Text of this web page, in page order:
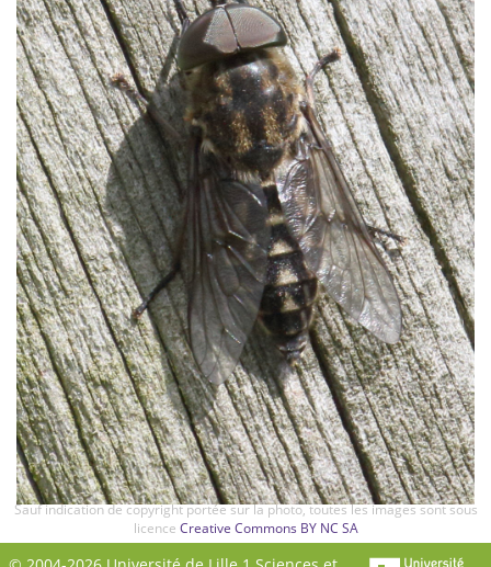
Sauf indication de copyright portée sur la photo, toutes les images sont sous
licence Creative Commons BY NC SA